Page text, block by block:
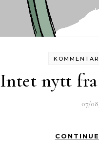
KOMMENTAR
Intet nytt fra
07/